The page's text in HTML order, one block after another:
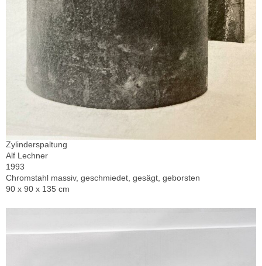
Zylinderspaltung
Alf Lechner
1993
Chromstahl massiv, geschmiedet, gesägt, geborsten
90 x 90 x 135 cm